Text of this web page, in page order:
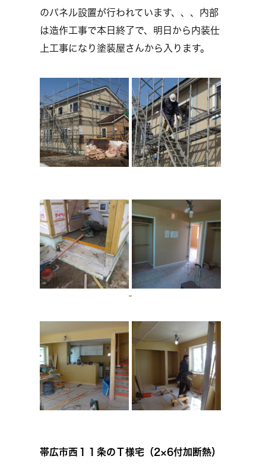
のパネル設置が行われています、、、内部
は造作工事で本日終了で、明日から内装仕
上工事になり塗装屋さんから入ります。
帯広市西１１条のＴ様宅（2×6付加断熱）